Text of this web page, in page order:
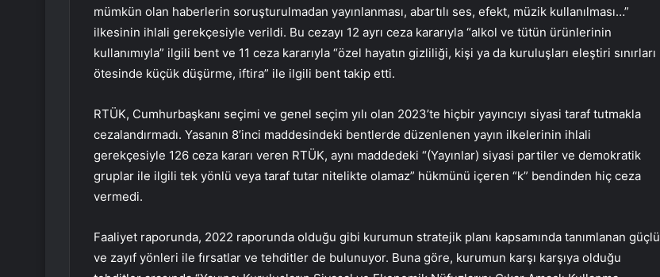
mümkün olan haberlerin soruşturulmadan yayınlanması, abartılı ses, efekt, müzik kullanılması…”
ilkesinin ihlali gerekçesiyle verildi. Bu cezayı 12 ayrı ceza kararıyla “alkol ve tütün ürünlerinin
kullanımıyla” ilgili bent ve 11 ceza kararıyla “özel hayatın gizliliği, kişi ya da kuruluşları eleştiri sınırları
ötesinde küçük düşürme, iftira” ile ilgili bent takip etti.
RTÜK, Cumhurbaşkanı seçimi ve genel seçim yılı olan 2023’te hiçbir yayıncıyı siyasi taraf tutmakla
cezalandırmadı. Yasanın 8’inci maddesindeki bentlerde düzenlenen yayın ilkelerinin ihlali
gerekçesiyle 126 ceza kararı veren RTÜK, aynı maddedeki “(Yayınlar) siyasi partiler ve demokratik
gruplar ile ilgili tek yönlü veya taraf tutar nitelikte olamaz” hükmünü içeren “k” bendinden hiç ceza
vermedi.
Faaliyet raporunda, 2022 raporunda olduğu gibi kurumun stratejik planı kapsamında tanımlanan güçlü
ve zayıf yönleri ile fırsatlar ve tehditler de bulunuyor. Buna göre, kurumun karşı karşıya olduğu